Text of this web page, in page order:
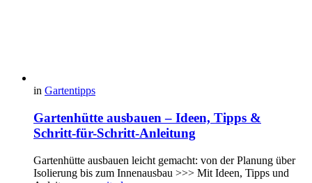
in Gartentipps
Gartenhütte ausbauen – Ideen, Tipps &
Schritt-für-Schritt-Anleitung
Gartenhütte ausbauen leicht gemacht: von der Planung über
Isolierung bis zum Innenausbau >>> Mit Ideen, Tipps und